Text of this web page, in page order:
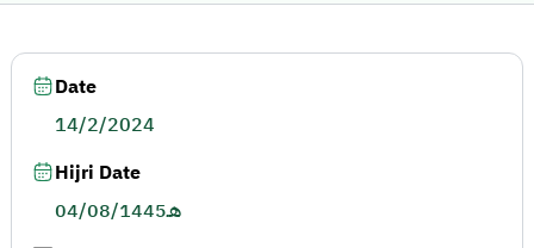
Date
14/2/2024
Hijri Date
04/08/1445هـ